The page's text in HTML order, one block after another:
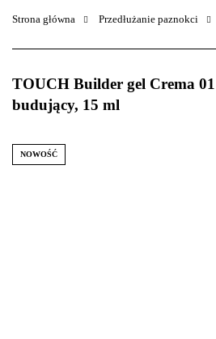
Strona główna Przedłużanie paznokci
TOUCH Builder gel Crema 01
budujący, 15 ml
NOWOŚĆ